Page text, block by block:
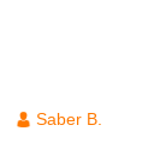
Saber B.